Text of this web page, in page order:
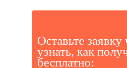
Оставьте
узнать, как
бесплатно: